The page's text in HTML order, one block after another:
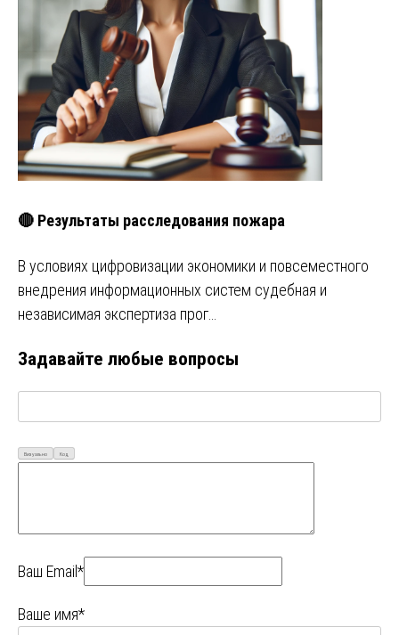
🔴 Результаты расследования пожара
В условиях цифровизации экономики и повсеместного
внедрения информационных систем судебная и
независимая экспертиза прог…
Задавайте любые вопросы
Визуально Код
Ваш Email*
Ваше имя*